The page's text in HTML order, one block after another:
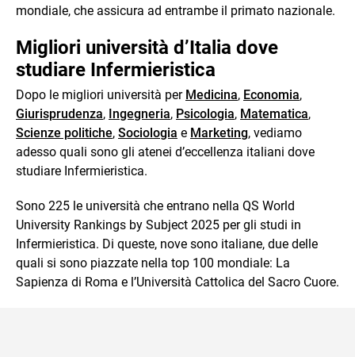
mondiale, che assicura ad entrambe il primato nazionale.
Migliori università d’Italia dove
studiare Infermieristica
Dopo le migliori università per Medicina, Economia,
Giurisprudenza, Ingegneria, Psicologia, Matematica,
Scienze politiche, Sociologia e Marketing, vediamo
adesso quali sono gli atenei d’eccellenza italiani dove
studiare Infermieristica.
Sono 225 le università che entrano nella QS World
University Rankings by Subject 2025 per gli studi in
Infermieristica. Di queste, nove sono italiane, due delle
quali si sono piazzate nella top 100 mondiale: La
Sapienza di Roma e l’Università Cattolica del Sacro Cuore.